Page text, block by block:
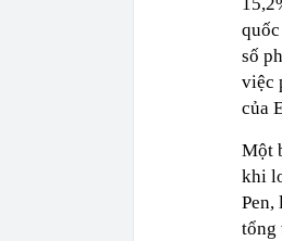
số
việc
của
Một
khi
Pen,
tổng